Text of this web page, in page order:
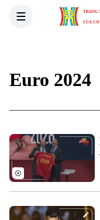
TRANG
CỦA
Euro 2024